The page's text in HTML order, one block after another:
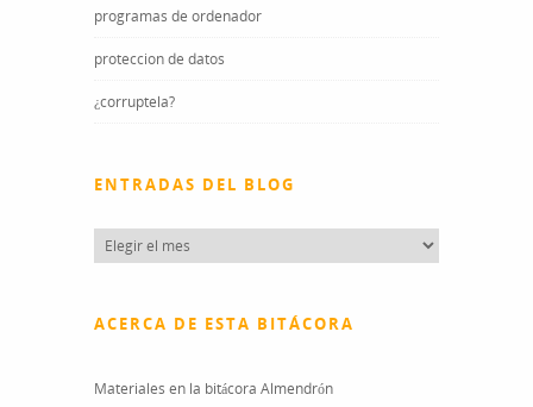
programas de ordenador
proteccion de datos
¿corruptela?
ENTRADAS DEL BLOG
Entradas
del
ACERCA DE ESTA BITÁCORA
Materiales en la bitácora Almendrón